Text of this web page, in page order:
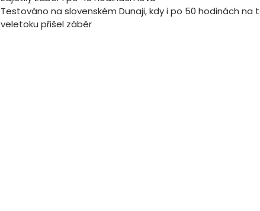
Testováno na slovenském Dunaji, kdy i po 50 hodinách na
veletoku přišel záběr